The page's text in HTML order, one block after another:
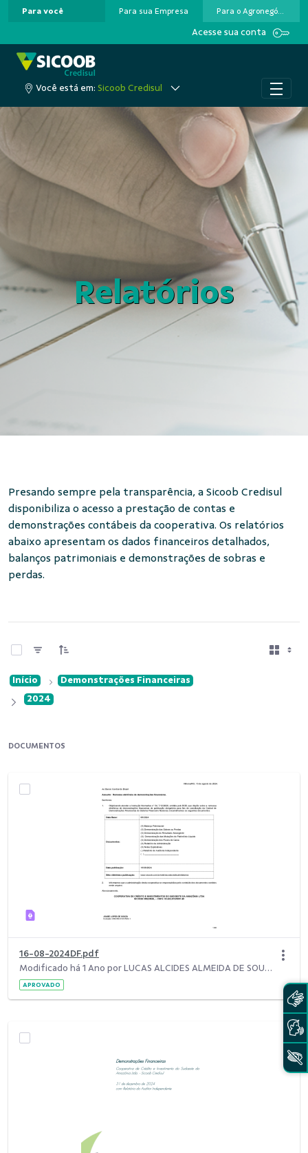
Pular para o Conteúdo principal
Para você Para sua Empresa Para o Agronegócio
Acesse sua conta
Você está em: Sicoob Credisul
Relatórios
Presando sempre pela transparência, a Sicoob Credisul
disponibiliza o acesso a prestação de contas e
demonstrações contábeis da cooperativa. Os relatórios
abaixo apresentam os dados financeiros detalhados,
balanços patrimoniais e demonstrações de sobras e
perdas.
Início
Demonstrações Financeiras
2024
DOCUMENTOS
16-08-2024DF.pdf
Modificado há 1 Ano por LUCAS ALCIDES ALMEIDA DE SOUZA.
APROVADO